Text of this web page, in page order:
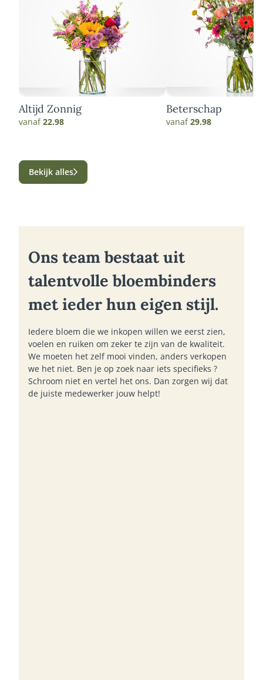
Altijd Zonnig
vanaf22.98
Beterschap
vanaf29.98
Bekijk alles
Ons team bestaat uit
talentvolle bloembinders
met ieder hun eigen stijl.
Iedere bloem die we inkopen willen we eerst zien,
voelen en ruiken om zeker te zijn van de kwaliteit.
We moeten het zelf mooi vinden, anders verkopen
we het niet. Ben je op zoek naar iets specifieks ?
Schroom niet en vertel het ons. Dan zorgen wij dat
de juiste medewerker jouw helpt!